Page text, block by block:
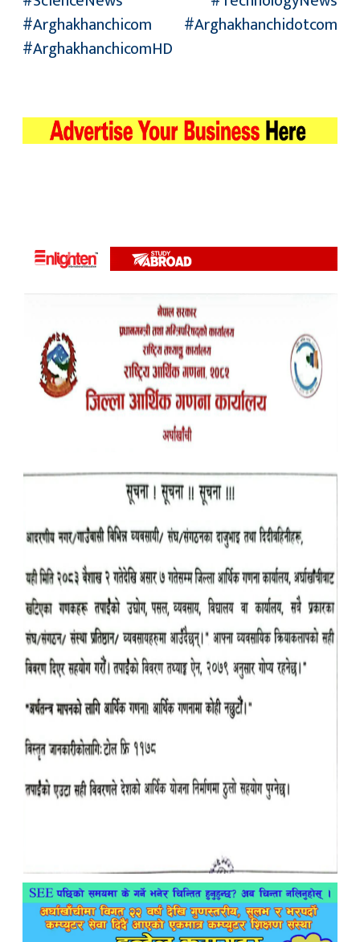
#Arghakhanchicom #Arghakhanchidotcom
#ArghakhanchicomHD